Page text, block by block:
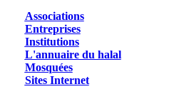
Associations
Entreprises
Institutions
L'annuaire du halal
Mosquées
Sites Internet